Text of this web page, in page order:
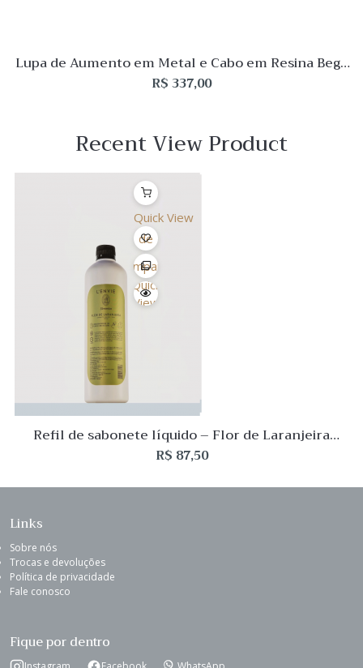
Lupa de Aumento em Metal e Cabo em Resina Bege
Osso
R$337,00
Recent View Product
Quick View
Lista
de
Desejo
Comparar
Quick
View
Refil de sabonete líquido – Flor de Laranjeira
Elementos 500mL L’Envie
R$ 87,50
Links
Sobre nós
Trocas e devoluções
Política de privacidade
Fale conosco
Fique por dentro